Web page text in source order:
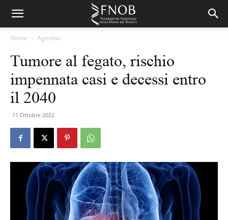
Home Agenbio
Tumore al fegato, rischio
impennata casi e decessi entro
il 2040
11 Ottobre 2022